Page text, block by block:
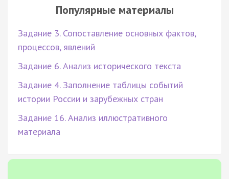
Популярные материалы
Задание 3. Сопоставление основных фактов,
процессов, явлений
Задание 6. Анализ исторического текста
Задание 4. Заполнение таблицы событий
истории России и зарубежных стран
Задание 16. Анализ иллюстративного
материала